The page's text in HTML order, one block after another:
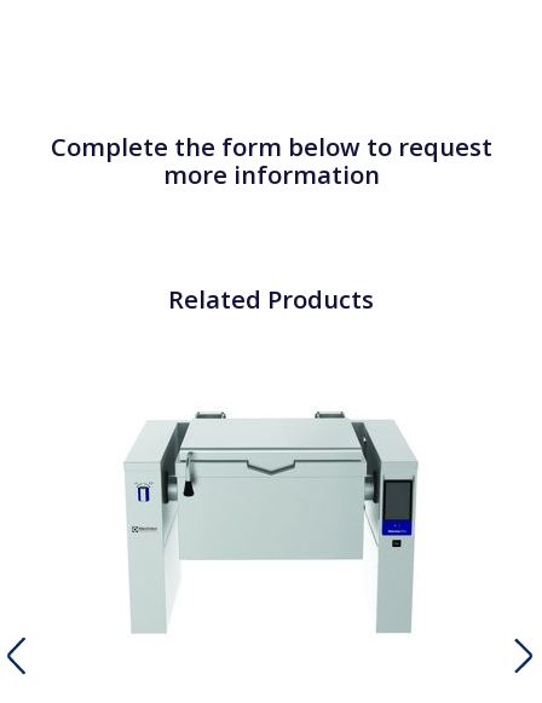
Complete the form below to request
more information
Related Products